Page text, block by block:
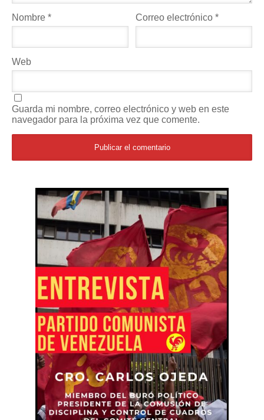
Nombre * Correo electrónico*
Web
Guarda mi nombre, correo electrónico y web en este
navegador para la próxima vez que comente.